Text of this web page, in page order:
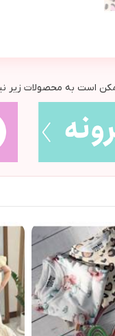
است به محصولات زیر